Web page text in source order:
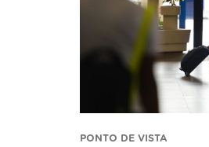
PONTO DE VISTA